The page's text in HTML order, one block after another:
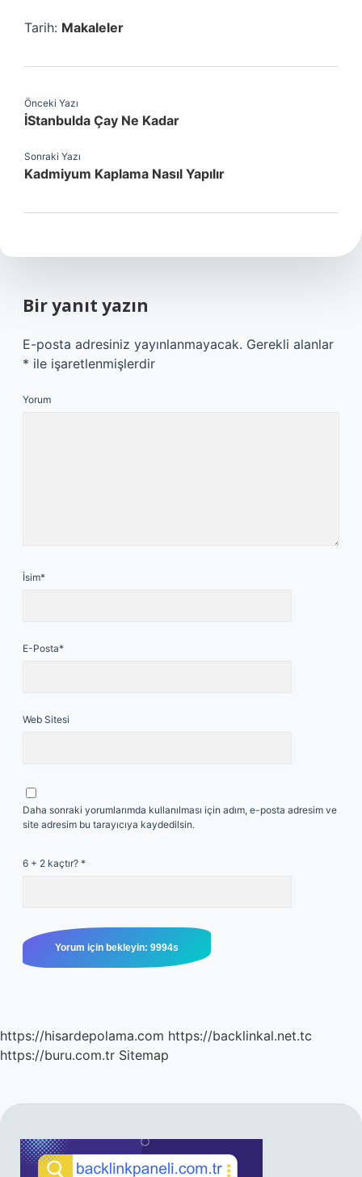
Tarih: Makaleler
Önceki Yazı
İStanbulda Çay Ne Kadar
Sonraki Yazı
Kadmiyum Kaplama Nasıl Yapılır
Bir yanıt yazın
E-posta adresiniz yayınlanmayacak. Gerekli alanlar
* ile işaretlenmişlerdir
Yorum
İsim*
E-Posta*
Web Sitesi
Daha sonraki yorumlarımda kullanılması için adım, e-posta adresim ve
site adresim bu tarayıcıya kaydedilsin.
6 + 2 kaçtır? *
https://hisardepolama.com https://backlinkal.net.tc
https://buru.com.tr Sitemap
SIDEBAR